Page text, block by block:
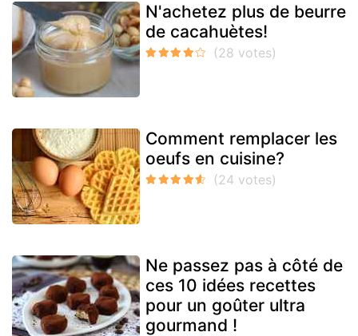
N'achetez plus de beurre
de cacahuètes!
Comment remplacer les
oeufs en cuisine?
Ne passez pas à côté de
ces 10 idées recettes
pour un goûter ultra
gourmand !